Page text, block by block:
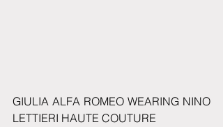
GIULIA ALFA ROMEO WEARING NINO
LETTIERI HAUTE COUTURE